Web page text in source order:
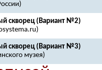
скворец (Вариант №2)
скворец (Вариант №3)
музея)